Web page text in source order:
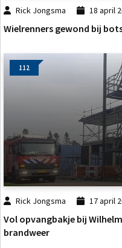
Rick Jongsma 18 april
Wielrenners gewond bij
112
Rick Jongsma 17 april
Vol opvangbakje bij
brandweer